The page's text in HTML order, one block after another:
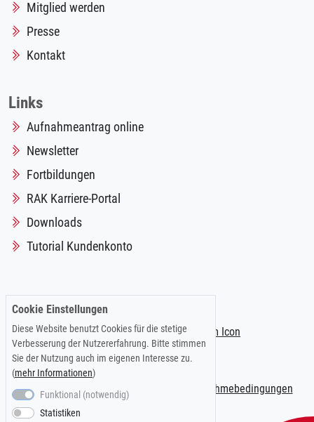
Mitglied werden
Presse
Kontakt
Links
Aufnahmeantrag online
Newsletter
Fortbildungen
RAK Karriere-Portal
Downloads
Tutorial Kundenkonto
Impressum |Datenschutzerklärung Teilnahmebedingungen
Cookie Einstellungen
Diese Website benutzt Cookies für die stetige
Verbesserung der Nutzererfahrung. Bitte stimmen
Sie der Nutzung auch im eigenen Interesse zu.
(mehr Informationen)
Funktional (notwendig)
Statistiken